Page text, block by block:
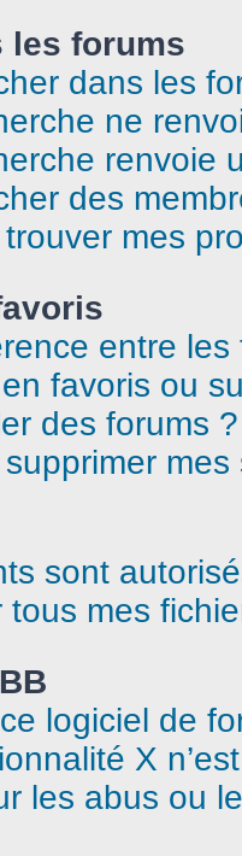
les forums
dans les
ne
renvoie
des
mes
entre
favoris ou
des forums ?
sont
tous mes
logiciel de
X
les abus ou